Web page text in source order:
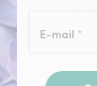
E-mail *